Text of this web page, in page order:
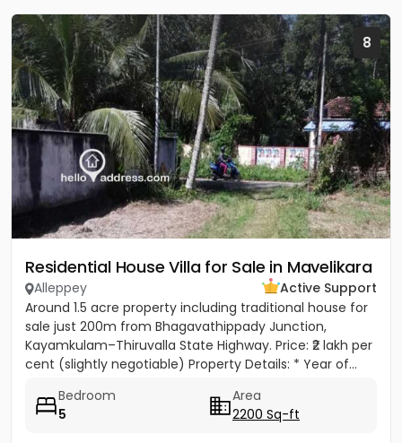
8
Residential House Villa for Sale in Mavelikara
Alleppey
Active Support
Around 1.5 acre property including traditional house for
sale just 200m from Bhagavathippady Junction,
Kayamkulam–Thiruvalla State Highway. Price: ₹2 lakh per
cent (slightly negotiable) Property Details: * Year of...
Bedroom
5
Area
2200 Sq-ft